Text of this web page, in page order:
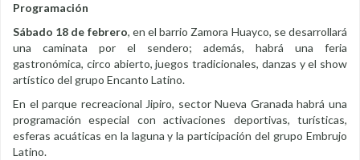
Programación
Sábado 18 de febrero, en el barrio Zamora Huayco, se desarrollará
una caminata por el sendero; además, habrá una feria
gastronómica, circo abierto, juegos tradicionales, danzas y el show
artístico del grupo Encanto Latino.
En el parque recreacional Jipiro, sector Nueva Granada habrá una
programación especial con activaciones deportivas, turísticas,
esferas acuáticas en la laguna y la participación del grupo Embrujo
Latino.